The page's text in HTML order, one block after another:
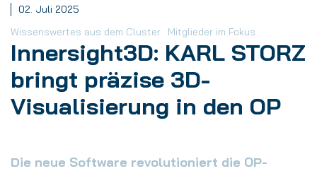
02. Juli 2025
Wissenswertes aus dem Cluster
Mitglieder im Fokus
Innersight3D: KARL STORZ
bringt präzise 3D-
Visualisierung in den OP
Die neue Software revolutioniert die OP-